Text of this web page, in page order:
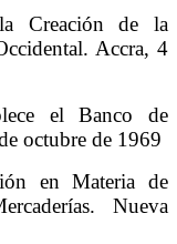
Creación de la
Accra, 4
el Banco de
octubre de 1969
en Materia de
Nueva